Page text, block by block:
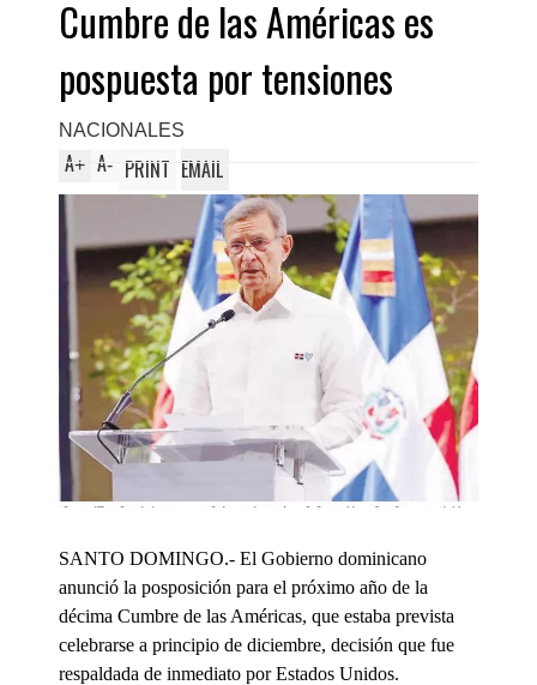
Cumbre de las Américas es
pospuesta por tensiones
NACIONALES
A+ A- PRINT EMAIL
SANTO DOMINGO.- El Gobierno dominicano
anunció la posposición para el próximo año de la
décima Cumbre de las Américas, que estaba prevista
celebrarse a principio de diciembre, decisión que fue
respaldada de inmediato por Estados Unidos.